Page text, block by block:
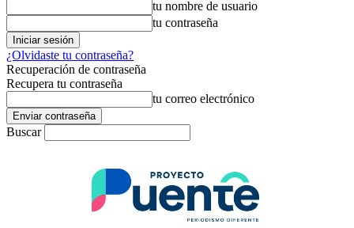
tu nombre de usuario
tu contraseña
¿Olvidaste tu contraseña?
Recuperación de contraseña
Recupera tu contraseña
tu correo electrónico
Buscar